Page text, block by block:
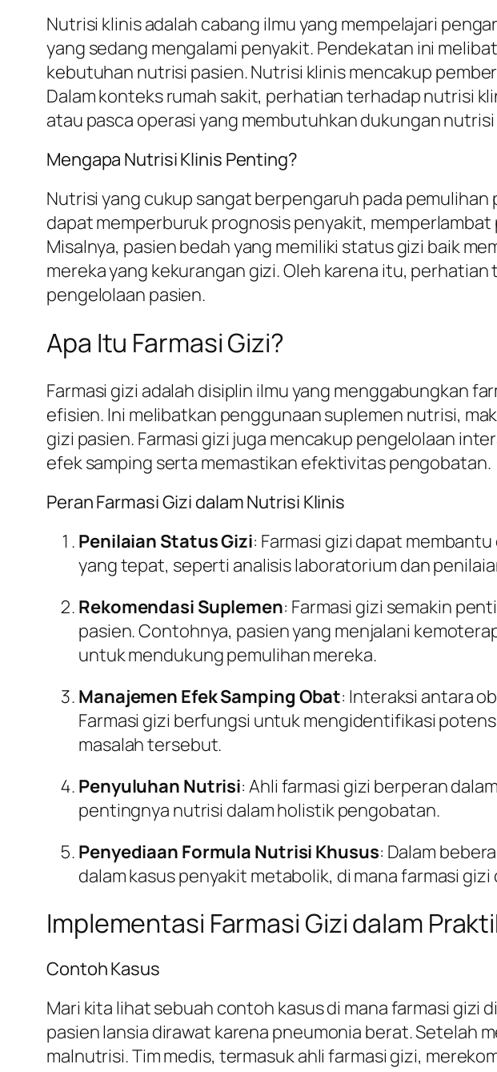
Nutrisi klinis adalah cabang ilmu yang mempelajari
yang sedang mengalami penyakit. Pendekatan ini
kebutuhan nutrisi pasien. Nutrisi klinis mencakup
Dalam konteks rumah sakit, perhatian terhadap nutrisi
atau pasca operasi yang membutuhkan dukungan
Mengapa Nutrisi Klinis Penting?
Nutrisi yang cukup sangat berpengaruh pada
dapat memperburuk prognosis penyakit,
Misalnya, pasien bedah yang memiliki status gizi baik
mereka yang kekurangan gizi. Oleh karena itu,
pengelolaan pasien.
Apa Itu Farmasi Gizi?
Farmasi gizi adalah disiplin ilmu yang menggabungkan
efisien. Ini melibatkan penggunaan suplemen nutrisi,
gizi pasien. Farmasi gizi juga mencakup pengelolaan
efek samping serta memastikan efektivitas pengobatan.
Peran Farmasi Gizi dalam Nutrisi Klinis
Penilaian Status Gizi: Farmasi gizi dapat
yang tepat, seperti analisis laboratorium dan
Rekomendasi Suplemen: Farmasi gizi semakin
pasien. Contohnya, pasien yang menjalani
untuk mendukung pemulihan mereka.
Manajemen Efek Samping Obat: Interaksi antara
Farmasi gizi berfungsi untuk mengidentifikasi
masalah tersebut.
Penyuluhan Nutrisi: Ahli farmasi gizi berperan
pentingnya nutrisi dalam holistik pengobatan.
Penyediaan Formula Nutrisi Khusus: Dalam
dalam kasus penyakit metabolik, di mana farmasi
Implementasi Farmasi Gizi dalam
Contoh Kasus
Mari kita lihat sebuah contoh kasus di mana farmasi gizi
pasien lansia dirawat karena pneumonia berat. Setelah
malnutrisi. Tim medis, termasuk ahli farmasi gizi,